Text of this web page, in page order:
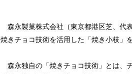
森永製菓株式会社（東京都港区芝、代
焼きチョコ技術を活用した「焼き小枝」
森永独自の「焼きチョコ技術」とは、